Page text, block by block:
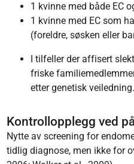
1 kvinne med både EC
1 kvinne med EC som
(foreldre, søsken eller
I tilfeller der affisert
friske
etter genetisk veiledning.
Kontrollopplegg ved
Nytte av screening for
tidlig diagnose, men ikke for